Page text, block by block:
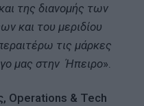
της διανομής των
και του μεριδίου
τις μάρκες
μας στην Ήπειρο».
Operations & Tech